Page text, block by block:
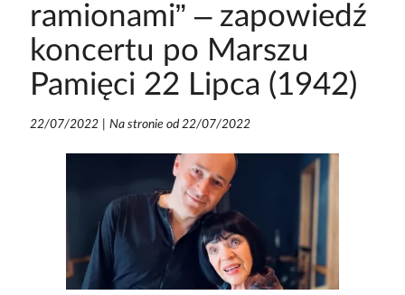
ramionami” – zapowiedź
koncertu po Marszu
Pamięci 22 Lipca (1942)
22/07/2022| Na stronie od 22/07/2022